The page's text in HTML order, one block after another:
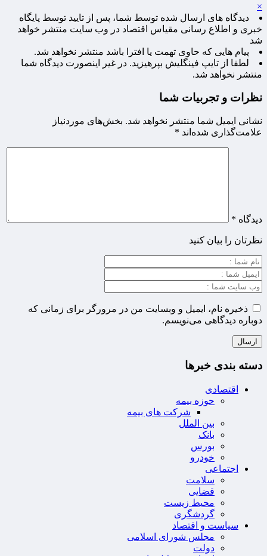
×
دیدگاه های ارسال شده توسط شما، پس از تایید توسط پایگاه
خبری و اطلاع رسانی مقیاس اقتصاد در وب سایت منتشر خواهد
شد
پیام هایی که حاوی تهمت یا افترا باشد منتشر نخواهد شد.
لطفا از تایپ فینگلیش بپرهیزید. در غیر اینصورت دیدگاه شما
منتشر نخواهد شد.
نظرات و تجربیات شما
نشانی ایمیل شما منتشر نخواهد شد. بخش‌های موردنیاز
علامت‌گذاری شده‌اند *
دیدگاه *
نظرتان را بیان کنید
ذخیره نام، ایمیل و وبسایت من در مرورگر برای زمانی که
دوباره دیدگاهی می‌نویسم.
دسته بندی خبرها
اقتصادی
حوزه بیمه
شرکت های بیمه
بین الملل
بانک
بورس
خودرو
اجتماعی
سلامت
قضایی
محیط زیست
گردشگری
سیاست و اقتصاد
مجلس شورای اسلامی
دولت